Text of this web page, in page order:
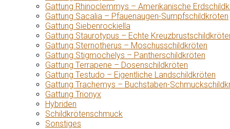
Gattung Rhinoclemmys – Amerikanische
Gattung Sacalia – Pfauenaugen-Sumpfschildkröten
Gattung Siebenrockiella
Gattung Staurotypus – Echte
Gattung Sternotherus – Moschusschildkröten
Gattung Stigmochelys – Pantherschildkröten
Gattung Terrapene – Dosenschildkröten
Gattung Testudo – Eigentliche Landschildkröten
Gattung Trachemys – Buchstaben-
Gattung Trionyx
Hybriden
Schildkrötenschmuck
Sonstiges